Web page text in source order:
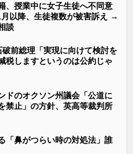
、授業中に女子生徒へ不同意
以降、生徒複数が被害訴え →
談
破前総理「実現に向けて検討を
税しますというのは公約じゃ
ドのオクソン州議会「公道に
禁止」の方針、英高等裁判所
「鼻がつらい時の対処法」誰